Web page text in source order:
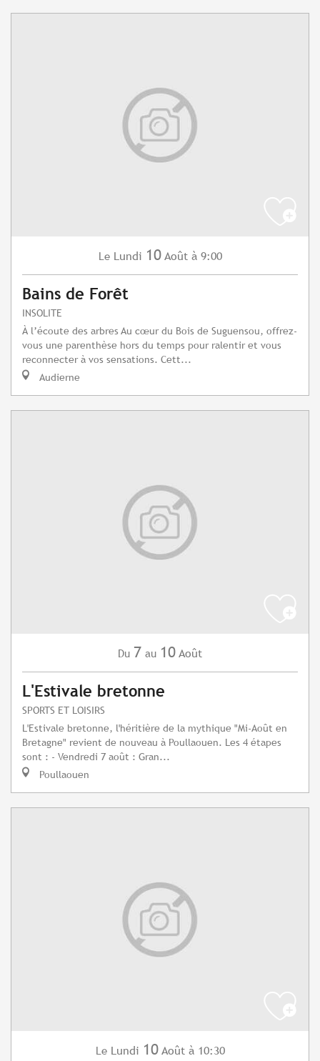
Le Lundi 10 Août à 9:00
Bains de Forêt
INSOLITE
À l’écoute des arbres Au cœur du Bois de Suguensou, offrez-
vous une parenthèse hors du temps pour ralentir et vous
reconnecter à vos sensations. Cett...
Audierne
Du 7 au 10 Août
L'Estivale bretonne
SPORTS ET LOISIRS
L'Estivale bretonne, l'héritière de la mythique "Mi-Août en
Bretagne" revient de nouveau à Poullaouen. Les 4 étapes
sont : - Vendredi 7 août : Gran...
Poullaouen
Le Lundi 10 Août à 10:30